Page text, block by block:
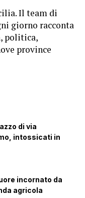
Il team di
giorno racconta
politica,
province
di via
intossicati in
incornato da
agricola